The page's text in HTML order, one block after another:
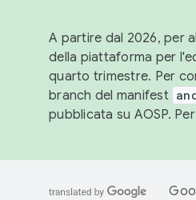
A partire dal 2026, per
della piattaforma per
quarto trimestre. Per
branch del manifest
pubblicata su AOSP.